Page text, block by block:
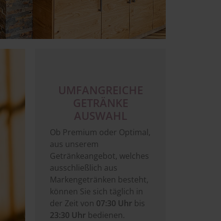
UMFANGREICHE
GETRÄNKE
AUSWAHL
Ob Premium oder Optimal,
aus unserem
Getränkeangebot, welches
ausschließlich aus
Markengetränken besteht,
können Sie sich täglich in
der Zeit von 07:30 Uhr bis
23:30 Uhr bedienen.